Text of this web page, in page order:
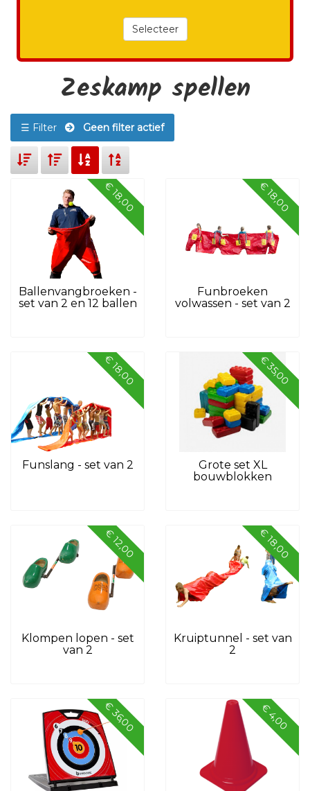
Selecteer
Zeskamp spellen
☰ Filter Geen filter actief
€ 18,00
Ballenvangbroeken -
set van 2 en 12 ballen
€ 18,00
Funbroeken
volwassen - set van 2
€ 18,00
Funslang - set van 2
€ 35,00
Grote set XL
bouwblokken
€ 12,00
Klompen lopen - set
van 2
€ 18,00
Kruiptunnel - set van
2
€ 36,00 € 4,00